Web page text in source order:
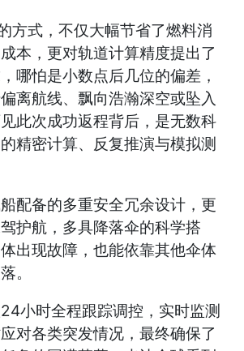
方式，不仅大幅节省了燃料消
本，更对轨道计算精度提出了
哪怕是小数点后几位的偏差，
离航线、飘向浩瀚深空或坠入
此次成功返程背后，是无数科
精密计算、反复推演与模拟测
配备的多重安全冗余设计，更
护航，多具降落伞的科学搭
出现故障，也能依靠其他伞体
。
小时全程跟踪调控，实时监测
对各类突发情况，最终确保了